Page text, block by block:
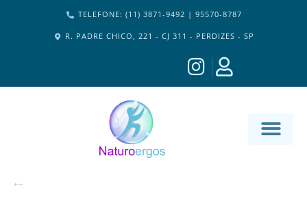
TELEFONE: (11) 3871-9492 | 95570-8787
R. PADRE CHICO, 221 - CJ 311 - PERDIZES - SP